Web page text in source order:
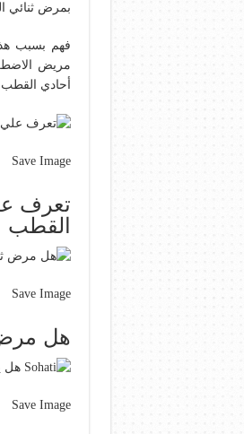
بمرض ثنائي
فهم بسبب
مريض
أحادي
Save Image
تعرف
القطب
Save Image
هل
Save Image